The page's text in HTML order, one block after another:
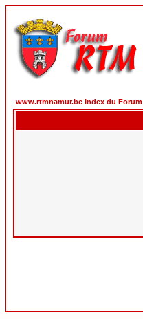
www.rtmnamur.be Index du Forum